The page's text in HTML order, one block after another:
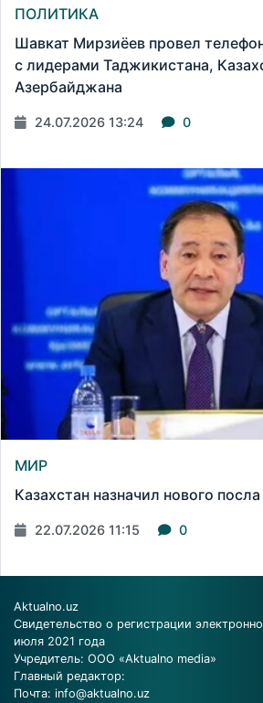
ПОЛИТИКА
Шавкат Мирзиёев провел
с лидерами Таджикистана,
Азербайджана
24.07.2026 13:24 0
МИР
Казахстан назначил нового
22.07.2026 11:15 0
Aktualno.uz
Свидетельство о регистрации
июля 2021 года
Учредитель: ООО «Aktualno media»
Главный редактор:
Почта: info@aktualno.uz